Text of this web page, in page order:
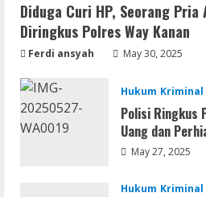
Remux
Coyote vs.
2160𝚙 AVC
Serialers
MATLAB
Bypass
Diduga Curi HP, Seorang Pria
Diringkus Polres Way Kanan
Ferdi ansyah May 30, 2025
Hukum Kriminal
Polisi Ringkus
Uang dan
May 27, 2025
Hukum Kriminal